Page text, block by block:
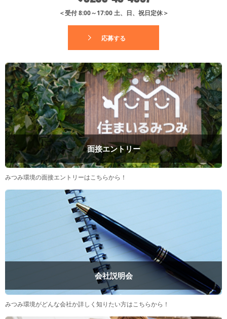
＜受付 8:00～17:00 土、日、祝日定休＞
応募する
面接エントリー
みつみ環境の面接エントリーはこちらから！
会社説明会
みつみ環境がどんな会社か詳しく知りたい方はこちらから！